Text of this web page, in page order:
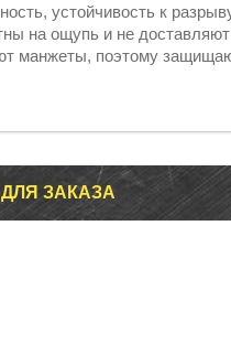
устойчивость к
на ощупь и не
манжеты, поэтому
ЗАКАЗА